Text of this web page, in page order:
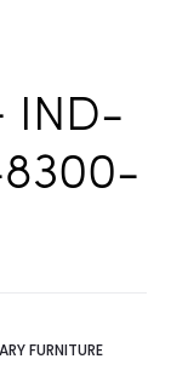
IND-
FURNITURE